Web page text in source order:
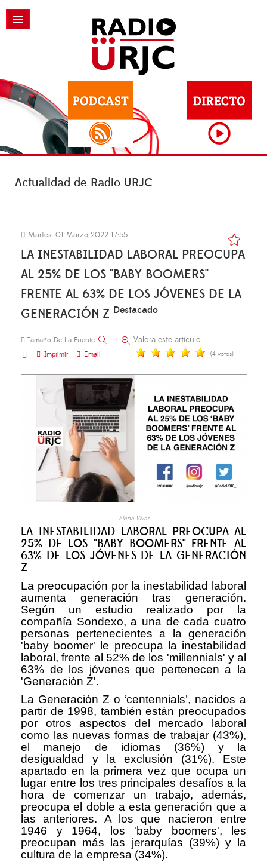
Actualidad de Radio URJC
Martes, 01 Marzo 2022 17:55
LA INESTABILIDAD LABORAL PREOCUPA
AL 25% DE LOS ''BABY BOOMERS''
FRENTE AL 63% DE LOS JÓVENES DE LA
GENERACIÓN Z Destacado
Tamaño De La Fuente
Imprimir
Email
Valora este artículo
(4 votos)
Elena Vivar
LA INESTABILIDAD LABORAL PREOCUPA AL
25% DE LOS ''BABY BOOMERS'' FRENTE AL
63% DE LOS JÓVENES DE LA GENERACIÓN
Z
La preocupación por la inestabilidad laboral
aumenta generación tras generación.
Según un estudio realizado por la
compañía Sondexo, a una de cada cuatro
personas pertenecientes a la generación
'baby boomer' le preocupa la inestabilidad
laboral, frente al 52% de los 'millennials' y al
63% de los jóvenes que pertenecen a la
'Generación Z'.
La Generación Z o ‘centennials’, nacidos a
partir de 1998, también están preocupados
por otros aspectos del mercado laboral
como las nuevas formas de trabajar (43%),
el manejo de idiomas (36%) y la
desigualdad y la exclusión (31%). Este
apartado en la primera vez que ocupa un
lugar entre los tres principales desafíos a la
hora de comenzar un trabajo, además,
preocupa el doble a esta generación que a
las anteriores. A los que nacieron entre
1946 y 1964, los 'baby boomers', les
preocupan más las jerarquías (39%) y la
cultura de la empresa (34%).